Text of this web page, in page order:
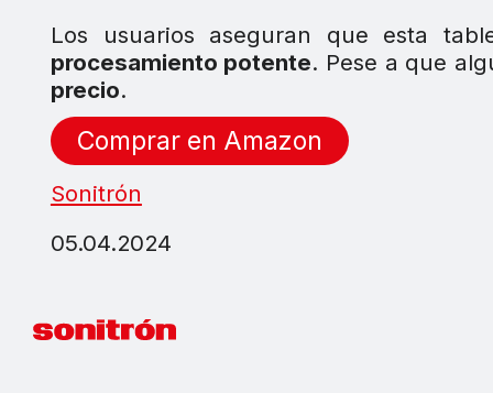
Los usuarios aseguran que esta
procesamiento potente. Pese a que
precio.
Comprar en Amazon
Sonitrón
05.04.2024